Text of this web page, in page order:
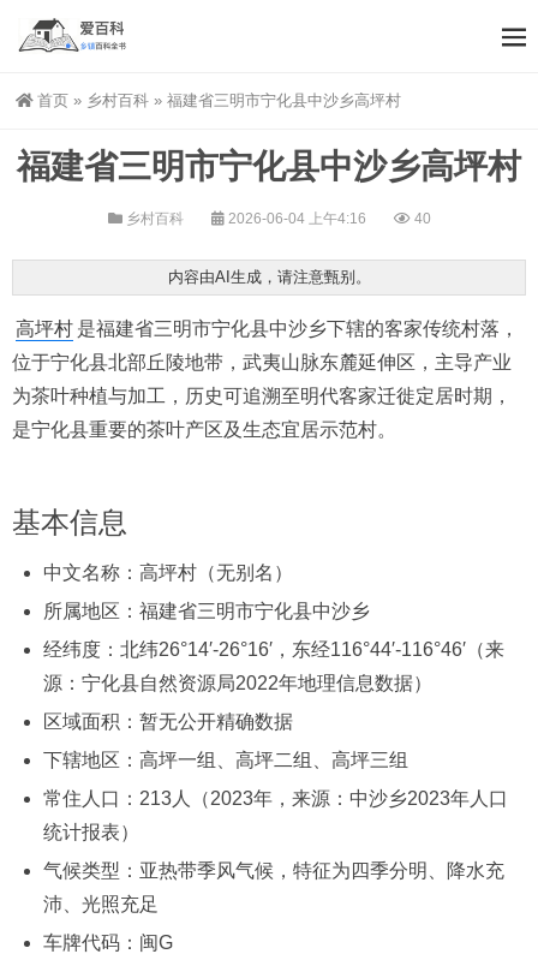
首页 » 乡村百科 » 福建省三明市宁化县中沙乡高坪村
福建省三明市宁化县中沙乡高坪村
乡村百科 2026-06-04 上午4:16 40
内容由AI生成，请注意甄别。
高坪村 是福建省三明市宁化县中沙乡下辖的客家传统村落，
位于宁化县北部丘陵地带，武夷山脉东麓延伸区，主导产业
为茶叶种植与加工，历史可追溯至明代客家迁徙定居时期，
是宁化县重要的茶叶产区及生态宜居示范村。
基本信息
中文名称：高坪村（无别名）
所属地区：福建省三明市宁化县中沙乡
经纬度：北纬26°14′-26°16′，东经116°44′-116°46′（来
源：宁化县自然资源局2022年地理信息数据）
区域面积：暂无公开精确数据
下辖地区：高坪一组、高坪二组、高坪三组
常住人口：213人（2023年，来源：中沙乡2023年人口
统计报表）
气候类型：亚热带季风气候，特征为四季分明、降水充
沛、光照充足
车牌代码：闽G